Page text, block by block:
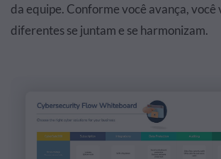
da equipe. Conforme você avança, você
diferentes se juntam e se harmonizam.